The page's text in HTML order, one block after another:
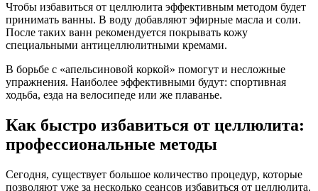
Чтобы избавиться от целлюлита эффективным методом будет
принимать ванны. В воду добавляют эфирные масла и соли.
После таких ванн рекомендуется покрывать кожу
специальными антицеллюлитными кремами.
В борьбе с «апельсиновой коркой» помогут и несложные
упражнения. Наиболее эффективными будут: спортивная
ходьба, езда на велосипеде или же плаванье.
Как быстро избавиться от целлюлита:
профессиональные методы
Сегодня, существует большое количество процедур, которые
позволяют уже за несколько сеансов избавиться от целлюлита.